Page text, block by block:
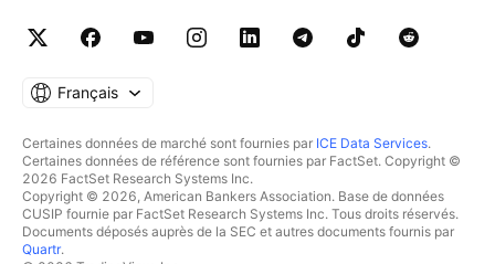
Français
Certaines données de marché sont fournies par ICE Data Services.
Certaines données de référence sont fournies par FactSet. Copyright ©
2026 FactSet Research Systems Inc.
Copyright © 2026, American Bankers Association. Base de données
CUSIP fournie par FactSet Research Systems Inc. Tous droits réservés.
Documents déposés auprès de la SEC et autres documents fournis par
Quartr.